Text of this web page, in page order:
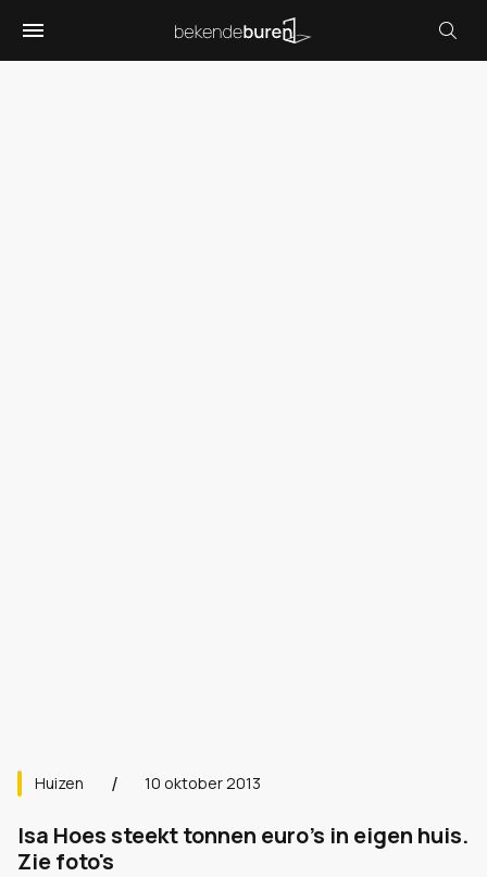
Huizen 10 oktober 2013
Isa Hoes steekt tonnen euro's in eigen huis.
Zie foto's